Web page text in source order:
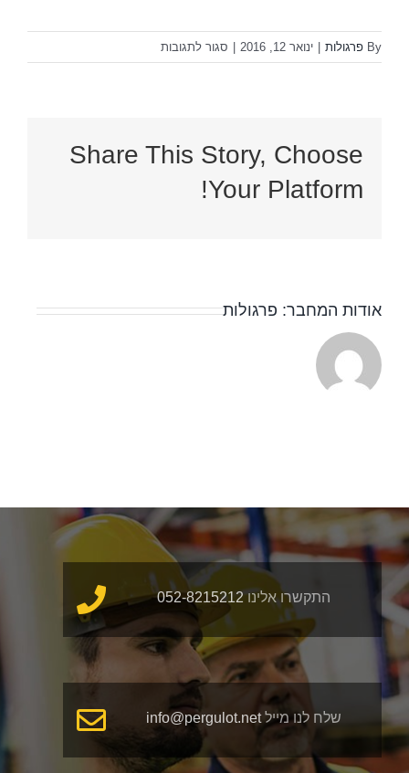
By פרגולות ינואר 12, 2016 סגור לתגובותעל
כוח
Share This Story, Choose
Your Platform!
אודות המחבר: פרגולות
התקשרו אלינו052-8215212
שלח לנו מיילinfo@pergulot.net